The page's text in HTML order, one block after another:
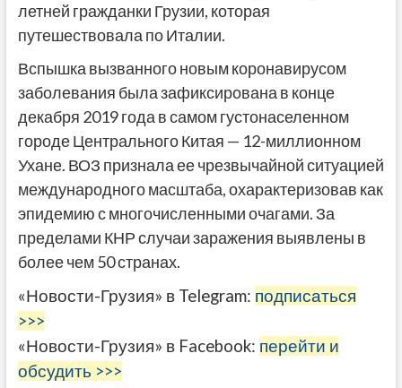
летней гражданки Грузии, которая
путешествовала по Италии.
Вспышка вызванного новым коронавирусом
заболевания была зафиксирована в конце
декабря 2019 года в самом густонаселенном
городе Центрального Китая — 12-миллионном
Ухане. ВОЗ признала ее чрезвычайной ситуацией
международного масштаба, охарактеризовав как
эпидемию с многочисленными очагами. За
пределами КНР случаи заражения выявлены в
более чем 50 странах.
«Новости-Грузия» в Telegram: подписаться
>>>
«Новости-Грузия» в Facebook: перейти и
обсудить >>>